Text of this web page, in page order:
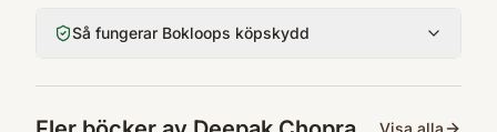
Så fungerar Bokloops köpskydd